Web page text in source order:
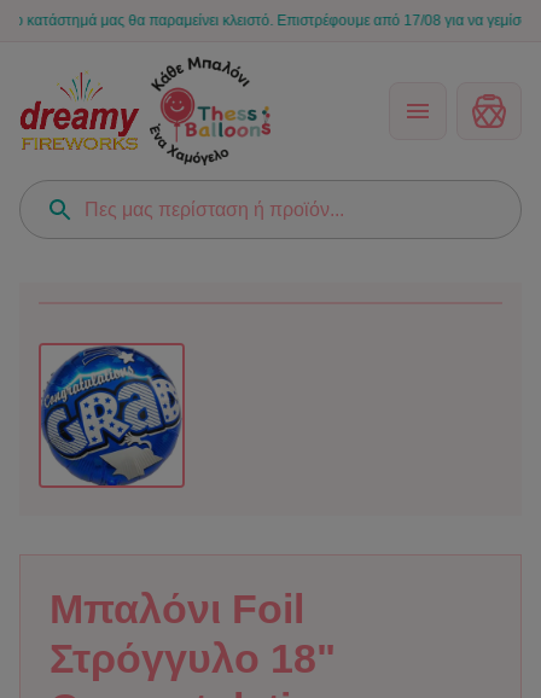
μας θα παραμείνει κλειστό. Επιστρέφουμε από 17/08 για να γεμίσουμε
Μπαλόνι Foil
Στρόγγυλο 18"